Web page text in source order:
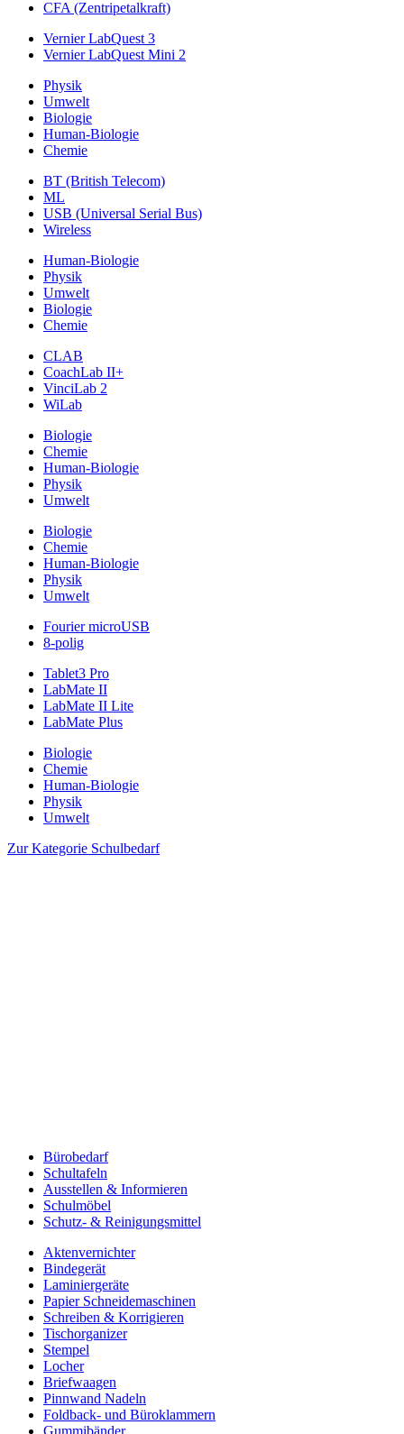
CFA (Zentripetalkraft)
Vernier LabQuest 3
Vernier LabQuest Mini 2
Physik
Umwelt
Biologie
Human-Biologie
Chemie
BT (British Telecom)
ML
USB (Universal Serial Bus)
Wireless
Human-Biologie
Physik
Umwelt
Biologie
Chemie
CLAB
CoachLab II+
VinciLab 2
WiLab
Biologie
Chemie
Human-Biologie
Physik
Umwelt
Biologie
Chemie
Human-Biologie
Physik
Umwelt
Fourier microUSB
8-polig
Tablet3 Pro
LabMate II
LabMate II Lite
LabMate Plus
Biologie
Chemie
Human-Biologie
Physik
Umwelt
Zur Kategorie Schulbedarf
Bürobedarf
Schultafeln
Ausstellen & Informieren
Schulmöbel
Schutz- & Reinigungsmittel
Aktenvernichter
Bindegerät
Laminiergeräte
Papier Schneidemaschinen
Schreiben & Korrigieren
Tischorganizer
Stempel
Locher
Briefwaagen
Pinnwand Nadeln
Foldback- und Büroklammern
Gummibänder